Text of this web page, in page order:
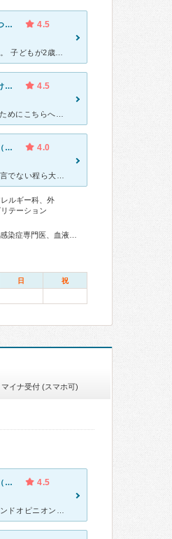
小児科・発熱（子供）・ひきつけ・けいれん（子供） 4.5
精神科・もやもや病・ひきつけ・けいれん（子供） 4.5
小児科・熱性けいれん・発熱（子供）・ひきつけ・けいれん（子供） 4.0
ルギー科、外
テーション
日 祝
マイナ受付 (スマホ可)
小児科・ひきつけ・けいれん（子供） 4.5